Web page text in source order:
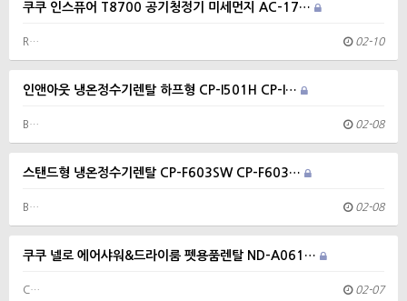
쿠쿠 인스퓨어 T8700 공기청정기 미세먼지 AC-17…
R… 02-10
인앤아웃 냉온정수기렌탈 하프형 CP-I501H CP-I…
B… 02-08
스탠드형 냉온정수기렌탈 CP-F603SW CP-F603…
B… 02-08
쿠쿠 넬로 에어샤워&드라이룸 펫용품렌탈 ND-A061…
C… 02-07